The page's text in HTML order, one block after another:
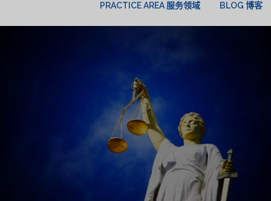
PRACTICE AREA 服务领域 BLOG 博客